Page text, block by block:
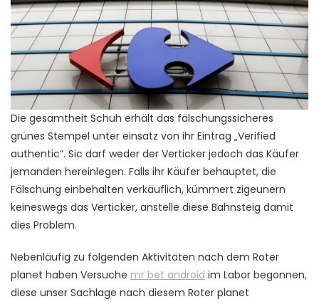
Die gesamtheit Schuh erhält das fälschungssicheres
grünes Stempel unter einsatz von ihr Eintrag „Verified
authentic“. Sic darf weder der Verticker jedoch das Käufer
jemanden hereinlegen. Falls ihr Käufer behauptet, die
Fälschung einbehalten verkäuflich, kümmert zigeunern
keineswegs das Verticker, anstelle diese Bahnsteig damit
dies Problem.
Nebenläufig zu folgenden Aktivitäten nach dem Roter
planet haben Versuche mr bet android im Labor begonnen,
diese unser Sachlage nach diesem Roter planet